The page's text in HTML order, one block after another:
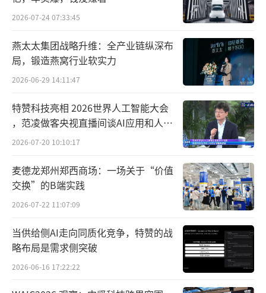
研发实验室是本次活动中最具冲击力的体
验节点。受邀嘉宾分批入场，近距离观察了麦
角硫因的合成生物学生产路线与纯度检测体
系。实验室工作人员以严谨而通俗的方式，详
细阐释了GeneIII仅三生物如何将麦角硫因的纯
度稳定提升至99.99%，并以可视化装置直观呈
现了高纯度原料与普通原料在品质上的代际差
距。对于来自内容创作领域的嘉宾而言，这
种“眼见为实”的体验，让“科学资产型”不
再只是一个营销标签，而是一套有迹可循、有
据可查的严肃科学承诺。
GeneIII仅三生
2026-07-24 07:33:45
燕太太集团战略升维：全产业链纵深布
局，锻造燕窝行业软实力
2026-06-29 14:11:47
特赞科技亮相 2026世界人工智能大会
，范凌做客央视直播间谈AI应用和人机
关系
2026-07-20 10:10:17
麦德龙郑州郑西商场：一场关于“价值
交换”的B端实践
2026-07-22 11:07:09
当供给侧AI走向同质化竞争，特赞的战
略布局是需求侧突破
2026-06-16 17:22:22